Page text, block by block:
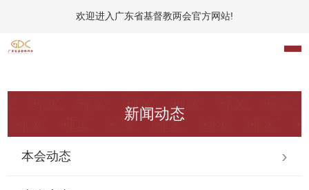
欢迎进入广东省基督教两会官方网站!
新闻动态
本会动态